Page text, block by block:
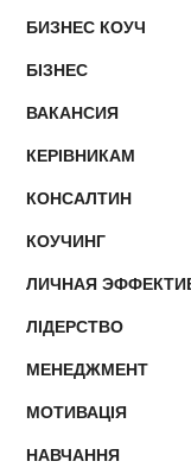
БИЗНЕС КОУЧ
БІЗНЕС
ВАКАНСИЯ
КЕРІВНИКАМ
КОНСАЛТИН
КОУЧИНГ
ЛИЧНАЯ
ЛІДЕРСТВО
МЕНЕДЖМЕНТ
МОТИВАЦІЯ
НАВЧАННЯ